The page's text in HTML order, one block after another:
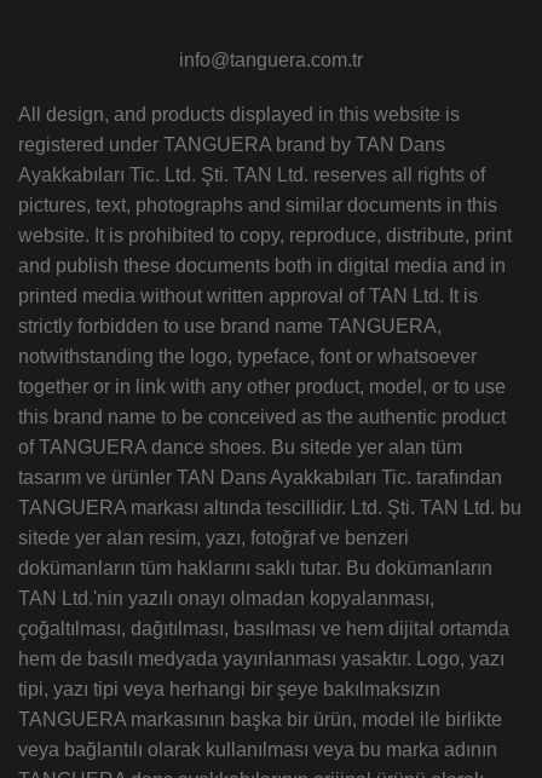
info@tanguera.com.tr
All design, and products displayed in this website is
registered under TANGUERA brand by TAN Dans
Ayakkabıları Tic. Ltd. Şti. TAN Ltd. reserves all rights of
pictures, text, photographs and similar documents in this
website. It is prohibited to copy, reproduce, distribute, print
and publish these documents both in digital media and in
printed media without written approval of TAN Ltd. It is
strictly forbidden to use brand name TANGUERA,
notwithstanding the logo, typeface, font or whatsoever
together or in link with any other product, model, or to use
this brand name to be conceived as the authentic product
of TANGUERA dance shoes. Bu sitede yer alan tüm
tasarım ve ürünler TAN Dans Ayakkabıları Tic. tarafından
TANGUERA markası altında tescillidir. Ltd. Şti. TAN Ltd. bu
sitede yer alan resim, yazı, fotoğraf ve benzeri
dokümanların tüm haklarını saklı tutar. Bu dokümanların
TAN Ltd.'nin yazılı onayı olmadan kopyalanması,
çoğaltılması, dağıtılması, basılması ve hem dijital ortamda
hem de basılı medyada yayınlanması yasaktır. Logo, yazı
tipi, yazı tipi veya herhangi bir şeye bakılmaksızın
TANGUERA markasının başka bir ürün, model ile birlikte
veya bağlantılı olarak kullanılması veya bu marka adının